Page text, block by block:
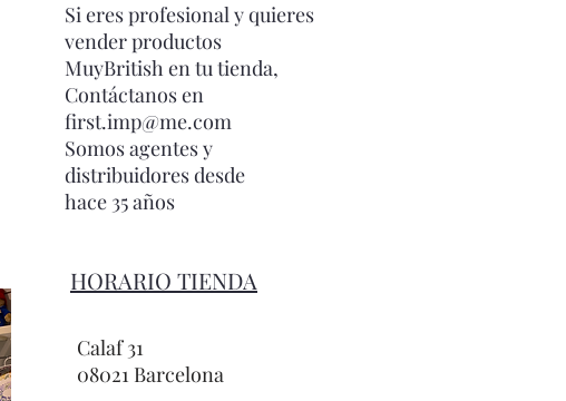
Si eres profesional y quieres
vender productos
MuyBritish en tu tienda,
Contáctanos en
first.imp@me.com
Somos agentes y
distribuidores desde
hace 35 años
HORARIO TIENDA
Calaf 31
08021 Barcelona